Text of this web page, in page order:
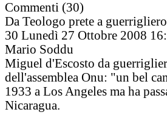
Commenti (30)
Da Teologo prete a guerrigliero
30 Lunedì 27 Ottobre 2008
Mario Soddu
Miguel d'Escosto da
dell'assemblea Onu: "un bel
1933 a Los Angeles ma ha
Nicaragua.